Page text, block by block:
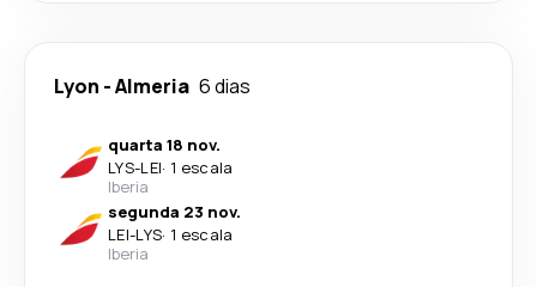
Lyon -Almeria 6 dias
quarta 18 nov.
LYS-LEI· 1 escala
Iberia
segunda 23 nov.
LEI-LYS· 1 escala
Iberia